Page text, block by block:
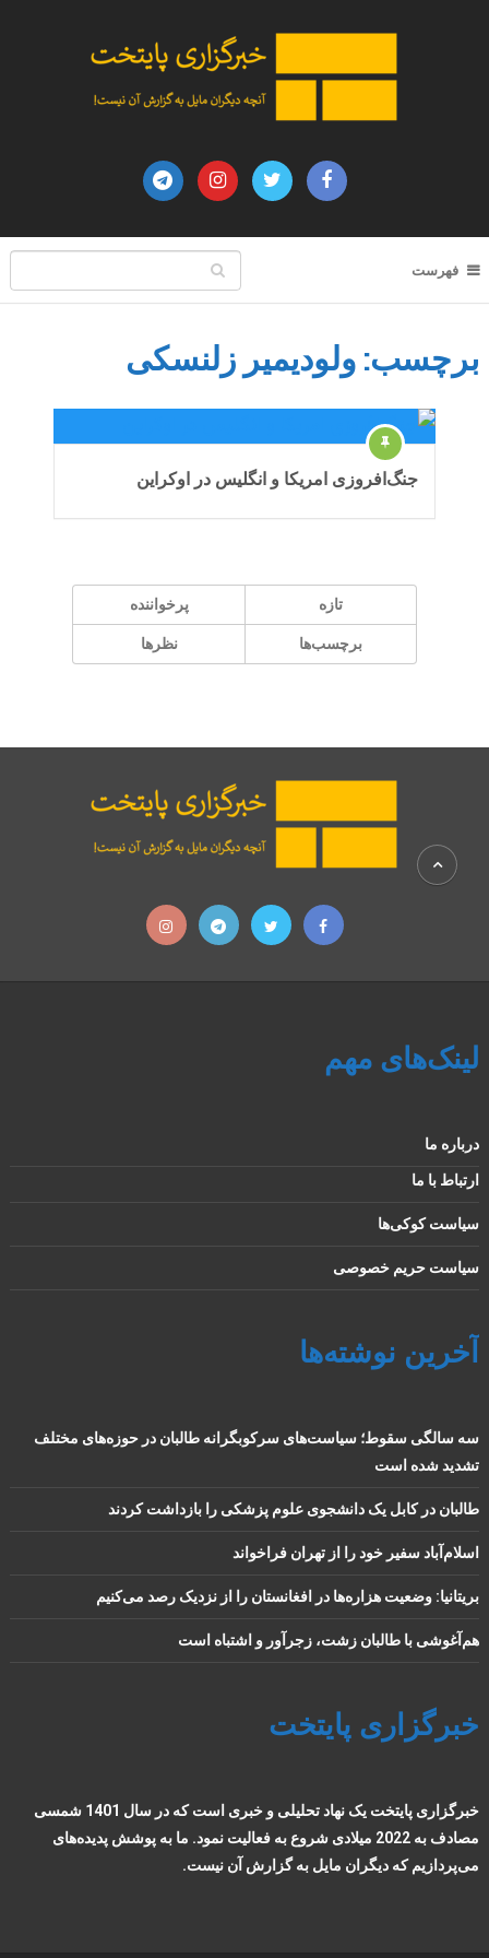
فهرست
برچسب: ولودیمیر زلنسکی
جنگ‌افروزی امریکا و انگلیس در اوکراین
پر‌خواننده تازه
نظرها برچسب‌ها
لینک‌های مهم
درباره ما
ارتباط با ما
سیاست کوکی‌ها
سیاست حریم خصوصی
آخرین نوشته‌ها
سه سالگی سقوط؛ سیاست‌های سرکوبگرانه طالبان در حوزه‌های مختلف
تشدید شده است
طالبان در کابل یک دانشجوی علوم پزشکی را بازداشت کردند
اسلام‌آباد سفیر خود را از تهران فراخواند
بریتانیا: وضعیت هزاره‌ها در افغانستان را از نزدیک رصد می‌کنیم
هم‌آغوشی با طالبان زشت، زجرآور و اشتباه است
خبرگزاری پایتخت
خبرگزاری پایتخت یک نهاد تحلیلی و خبری است که در سال 1401 شمسی
مصادف به 2022 میلادی شروع به فعالیت نمود. ما به پوشش پدیده‌های
می‌پردازیم که دیگران مایل به گزارش آن نیست.